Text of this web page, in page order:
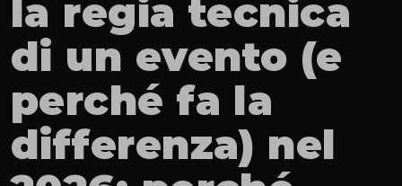
la regia tecnica
di un evento (e
perché fa la
differenza) nel